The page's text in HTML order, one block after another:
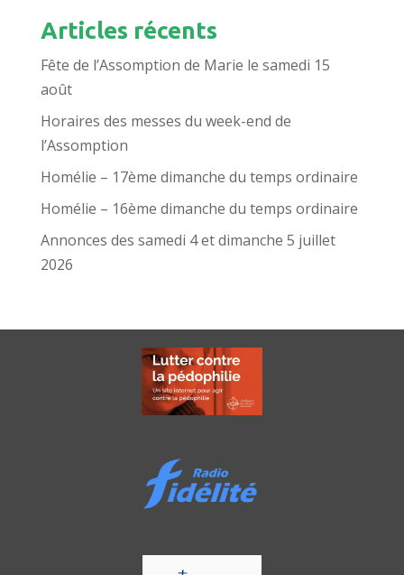
Articles récents
Fête de l’Assomption de Marie le samedi 15
août
Horaires des messes du week-end de
l’Assomption
Homélie – 17ème dimanche du temps ordinaire
Homélie – 16ème dimanche du temps ordinaire
Annonces des samedi 4 et dimanche 5 juillet
2026